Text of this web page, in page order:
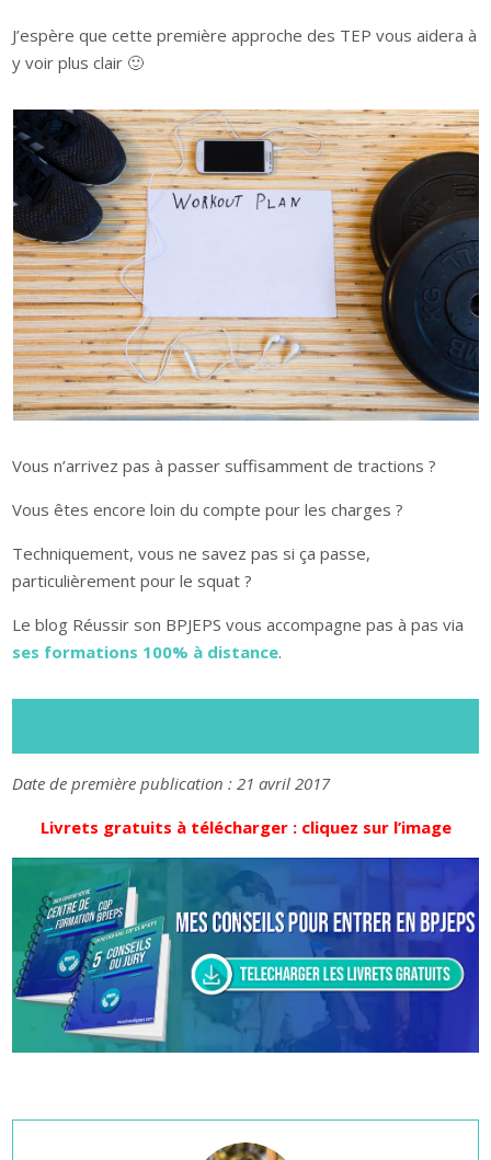
J’espère que cette première approche des TEP vous aidera à
y voir plus clair 🙂
Vous n’arrivez pas à passer suffisamment de tractions ?
Vous êtes encore loin du compte pour les charges ?
Techniquement, vous ne savez pas si ça passe,
particulièrement pour le squat ?
Le blog Réussir son BPJEPS vous accompagne pas à pas via
ses formations 100% à distance.
Date de première publication : 21 avril 2017
Livrets gratuits à télécharger : cliquez sur l’image